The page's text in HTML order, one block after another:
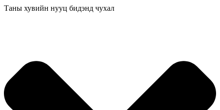
Таны хувийн нууц бидэнд чухал